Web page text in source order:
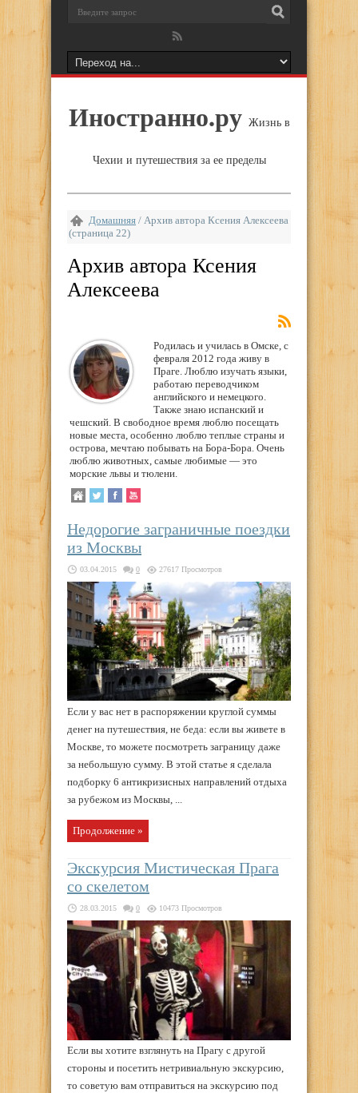
Иностранно.ру Жизнь в
Чехии и путешествия за ее пределы
Домашняя / Архив автора Ксения Алексеева
(страница 22)
Архив автора Ксения
Алексеева
Родилась и училась в Омске, с
февраля 2012 года живу в
Праге. Люблю изучать языки,
работаю переводчиком
английского и немецкого.
Также знаю испанский и
чешский. В свободное время люблю посещать
новые места, особенно люблю теплые страны и
острова, мечтаю побывать на Бора-Бора. Очень
люблю животных, самые любимые — это
морские львы и тюлени.
Недорогие заграничные поездки
из Москвы
03.04.2015 0 27617 Просмотров
Если у вас нет в распоряжении круглой суммы
денег на путешествия, не беда: если вы живете в
Москве, то можете посмотреть заграницу даже
за небольшую сумму. В этой статье я сделала
подборку 6 антикризисных направлений отдыха
за рубежом из Москвы, ...
Продолжение »
Экскурсия Мистическая Прага
со скелетом
28.03.2015 0 10473 Просмотров
Если вы хотите взглянуть на Прагу с другой
стороны и посетить нетривиальную экскурсию,
то советую вам отправиться на экскурсию под